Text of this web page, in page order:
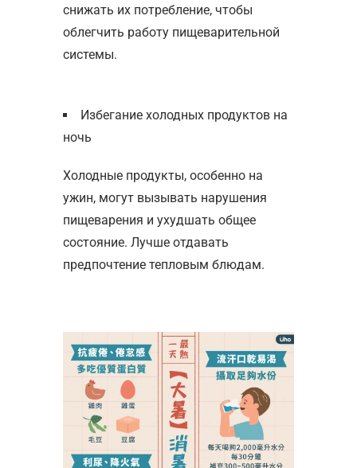
снижать их потребление, чтобы
облегчить работу пищеварительной
системы.
Избегание холодных продуктов на
ночь
Холодные продукты, особенно на
ужин, могут вызывать нарушения
пищеварения и ухудшать общее
состояние. Лучше отдавать
предпочтение тепловым блюдам.